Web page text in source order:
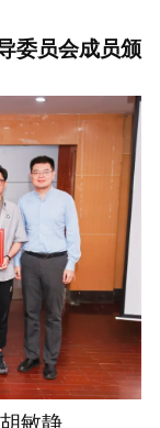
委员会成员颁
敏静